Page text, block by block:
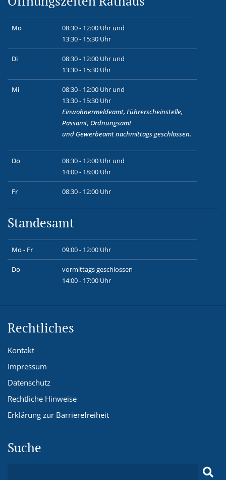
Mo
08:30 - 12:00 Uhr und
13:30 - 15:30 Uhr
Di
08:30 - 12:00 Uhr und
13:30 - 15:30 Uhr
Mi
08:30 - 12:00 Uhr und
13:30 - 15:30 Uhr
Einwohnermeldeamt, Führerscheinstelle,
Passamt, Ordnungsamt
und Gewerbeamtnachmittags geschlossen.
Do
08:30 - 12:00 Uhr und
14:00 - 18:00 Uhr
Fr 08:30 - 12:00 Uhr
Standesamt
Mo - Fr 09:00 - 12:00 Uhr
Do
vormittags geschlossen
14:00 - 17:00 Uhr
Rechtliches
Kontakt
Impressum
Datenschutz
Rechtliche Hinweise
Erklärung zur Barrierefreiheit
Suche